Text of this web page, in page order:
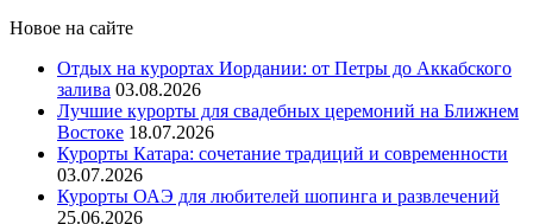
Новое на сайте
Отдых на курортах Иордании: от Петры до Аккабского
залива 03.08.2026
Лучшие курорты для свадебных церемоний на Ближнем
Востоке 18.07.2026
Курорты Катара: сочетание традиций и современности
03.07.2026
Курорты ОАЭ для любителей шопинга и развлечений
25.06.2026